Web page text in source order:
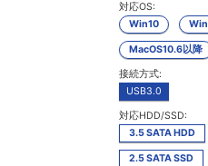
対応OS:
Win10
MacOS10.6以降
接続方式:
USB3.0
対応HDD/SSD:
3.5 SATA HDD
2.5 SATA SSD